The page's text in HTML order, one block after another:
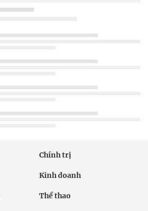
Chính trị
Kinh doanh
Thể thao